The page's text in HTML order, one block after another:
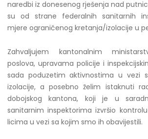
naredbi iz donesenog rješenja nad
su od strane federalnih sanitarnih
mjere ograničenog kretanja/izolacije u
Zahvaljujem kantonalnim
poslova, upravama policije i
sada poduzetim aktivnostima u vezi
izolacije, a posebno želim istaknuti
dobojskog kantona, koji je u
sanitarnim inspektorima izvršio
licima u vezi sa kojim smo ih obavijestili.